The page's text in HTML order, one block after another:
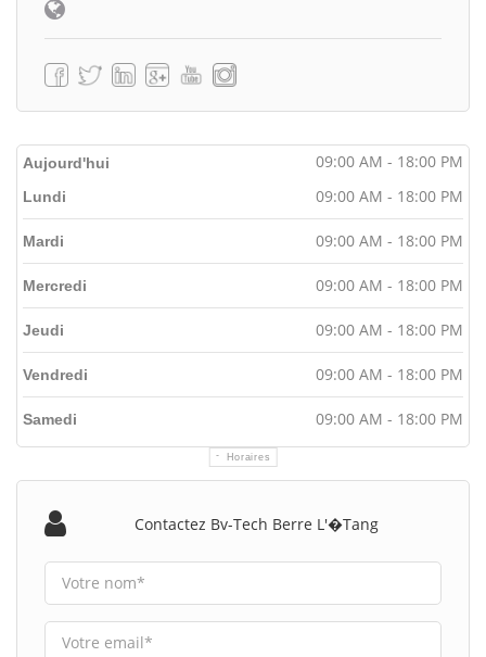
Aujourd'hui 09:00 AM - 18:00 PM
Horaires
Lundi 09:00 AM - 18:00 PM
Mardi 09:00 AM - 18:00 PM
Mercredi 09:00 AM - 18:00 PM
Jeudi 09:00 AM - 18:00 PM
Vendredi 09:00 AM - 18:00 PM
Samedi 09:00 AM - 18:00 PM
Contactez Bv-Tech Berre L'�tang